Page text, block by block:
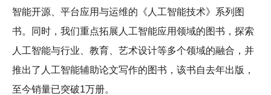
智能开源、平台应用与运维的《人工智能技术》系列图
书。同时，我们重点拓展人工智能应用领域的图书，探索
人工智能与行业、教育、艺术设计等多个领域的融合，并
推出了人工智能辅助论文写作的图书，该书自去年出版，
至今销量已突破1万册。